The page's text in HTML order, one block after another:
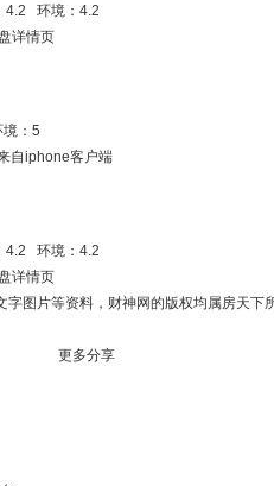
4.2 环境：4.2
详情页
：5
自iphone客户端
4.2 环境：4.2
详情页
字图片等资料，财神网的版权均属房天
更多分享